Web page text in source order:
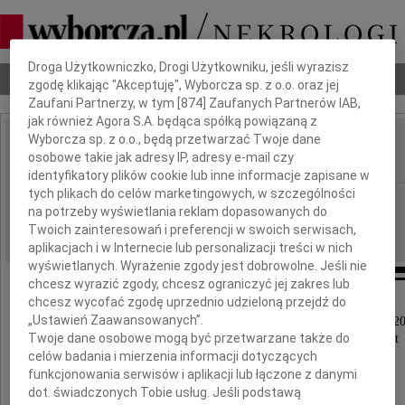
Nekrologi Odeszli Poradnik pogrzebowy
IMIĘ I NAZWISKO: Danuta Wielebińska
REGION: Wrocław
DATA EMISJI: 30.04.2018
Z głębokim żalem zawiadamiamy, że dnia 26 kwietnia
po krótkiej i ciężkiej chorobie, w wieku 89 lat
odeszła nasza Ciocia
Dbamy o Twoją prywatność
Droga Użytkowniczko, Drogi Użytkowniku, jeśli wyrazisz
zgodę klikając "Akceptuję", Wyborcza sp. z o.o. oraz jej
Zaufani Partnerzy, w tym [874 ] Zaufanych Partnerów IAB,
jak również Agora S.A. będąca spółką powiązaną z
Wyborcza sp. z o.o., będą przetwarzać Twoje dane
osobowe takie jak adresy IP, adresy e-mail czy
identyfikatory plików cookie lub inne informacje zapisane w
tych plikach do celów marketingowych, w szczególności
na potrzeby wyświetlania reklam dopasowanych do
Twoich zainteresowań i preferencji w swoich serwisach,
aplikacjach i w Internecie lub personalizacji treści w nich
wyświetlanych. Wyrażenie zgody jest dobrowolne. Jeśli nie
chcesz wyrazić zgody, chcesz ograniczyć jej zakres lub
chcesz wycofać zgodę uprzednio udzieloną przejdź do
„Ustawień Zaawansowanych”.
Twoje dane osobowe mogą być przetwarzane także do
celów badania i mierzenia informacji dotyczących
funkcjonowania serwisów i aplikacji lub łączone z danymi
dot. świadczonych Tobie usług. Jeśli podstawą